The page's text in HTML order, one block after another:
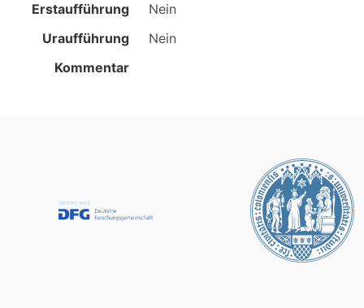
Erstaufführung
Nein
Uraufführung
Nein
Kommentar